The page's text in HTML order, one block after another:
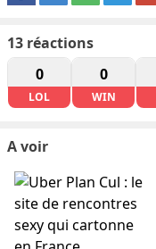
13 réactions
0
LOL
0
WIN
A voir